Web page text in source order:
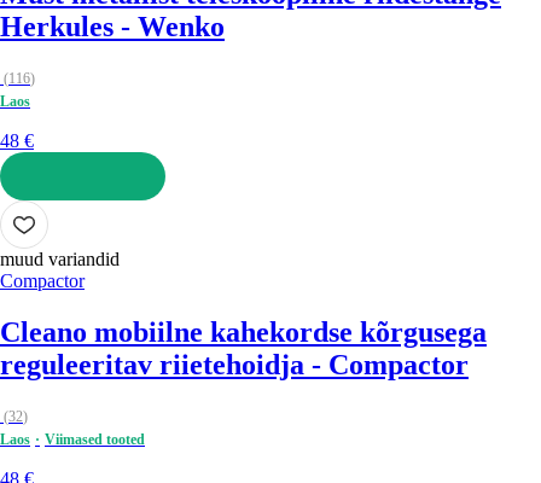
Herkules - Wenko
(116)
Laos
48 €
LISA OSTUKORVI
muud variandid
Compactor
Cleano mobiilne kahekordse kõrgusega
reguleeritav riietehoidja - Compactor
(32)
Laos
Viimased tooted